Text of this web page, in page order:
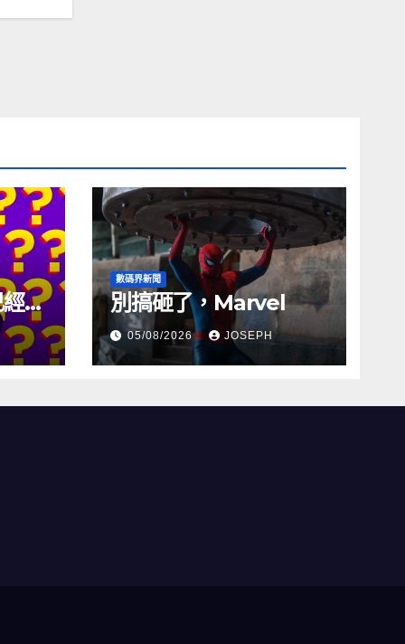
幾
數碼界新聞
別搞砸了，Marvel
05/08/2026 JOSEPH